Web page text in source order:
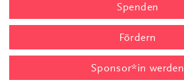
Spenden
Fördern
Sponsor*in werden